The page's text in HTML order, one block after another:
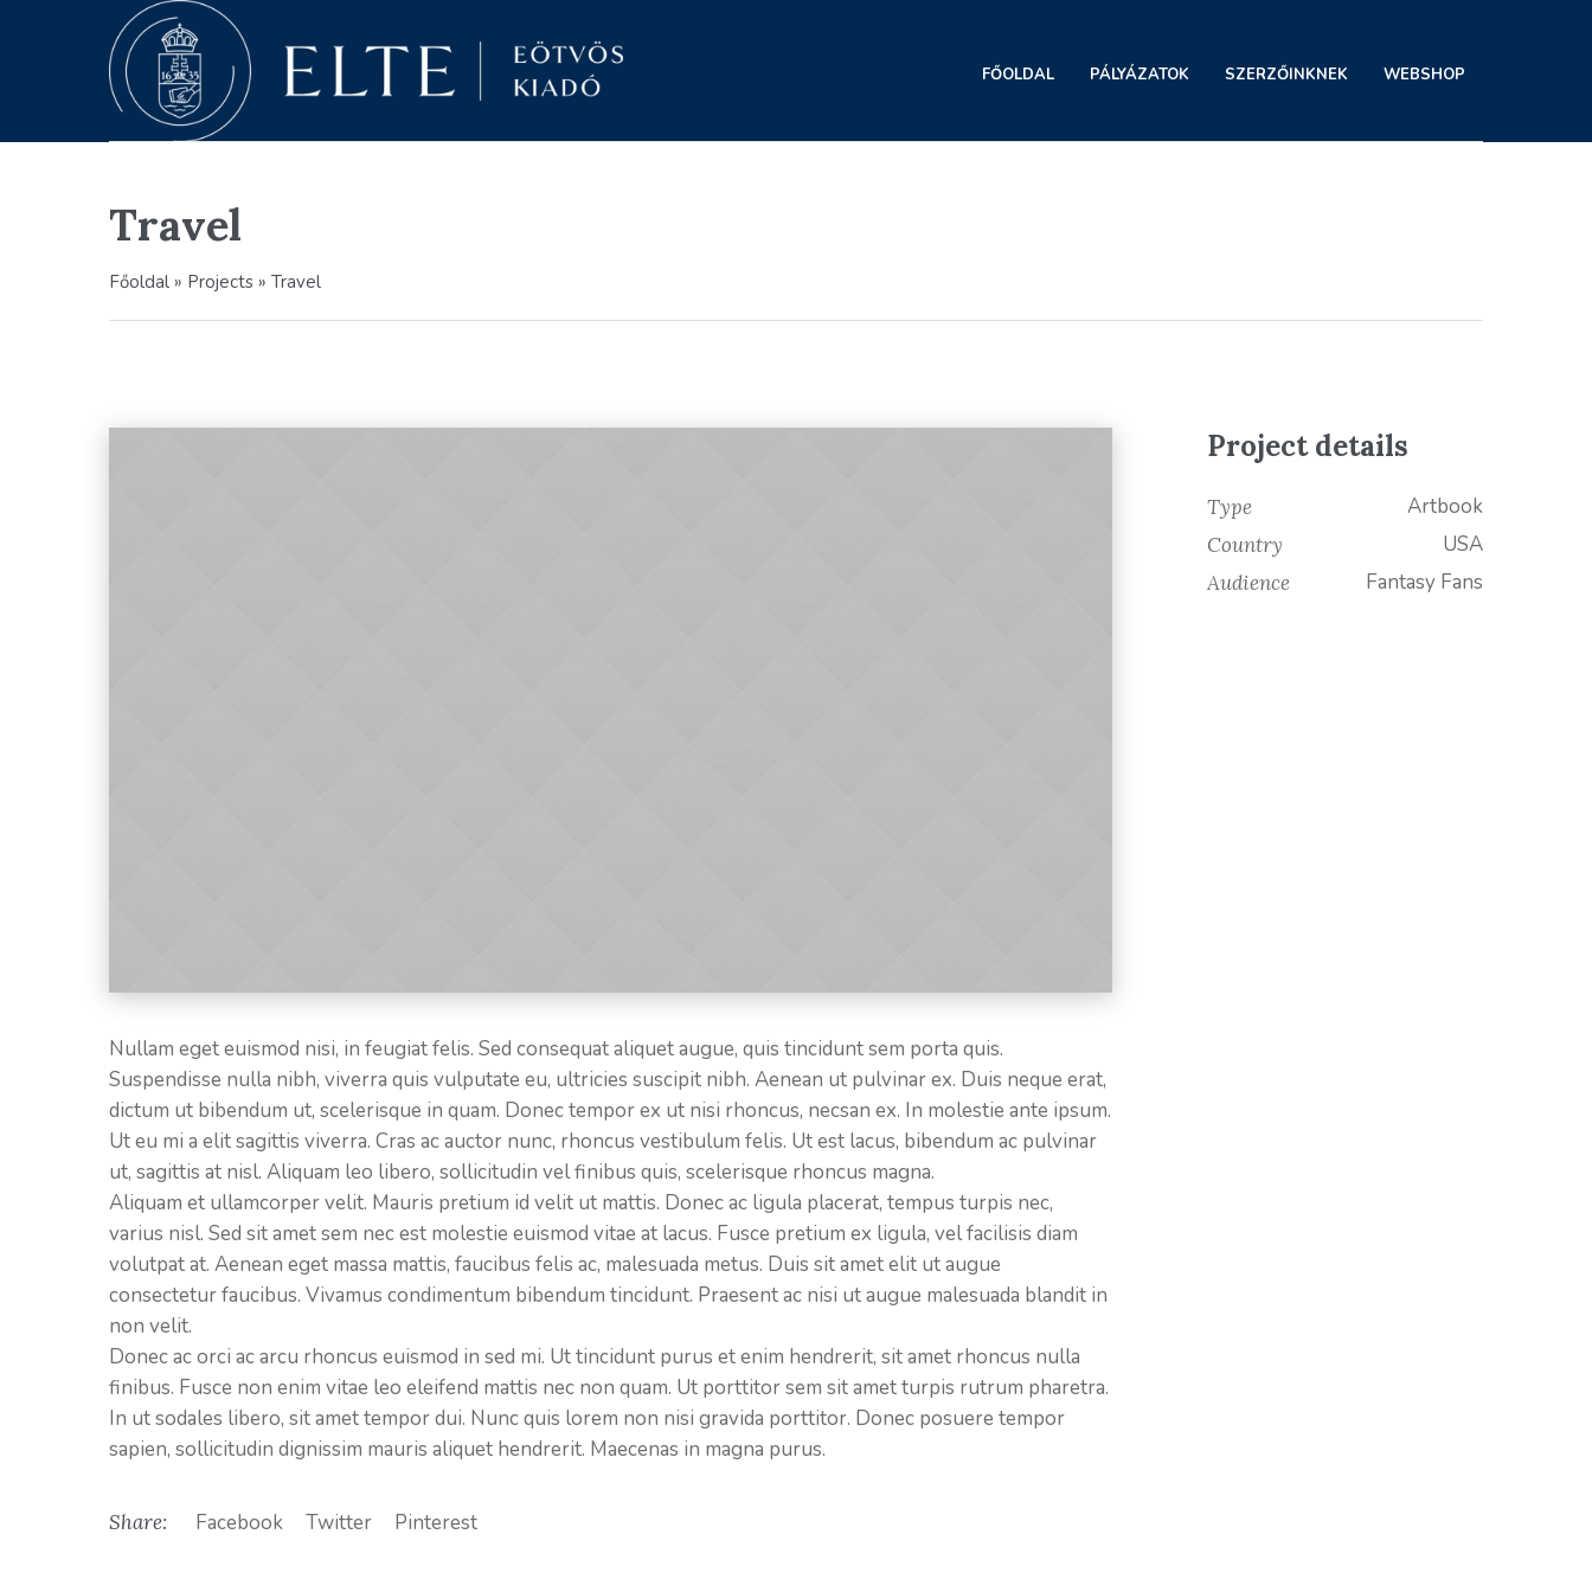
FŐOLDAL PÁLYÁZATOK SZERZŐINKNEK WEBSHOP
Travel
Főoldal » Projects » Travel
Nullam eget euismod nisi, in feugiat felis. Sed consequat aliquet augue, quis tincidunt sem porta quis.
Suspendisse nulla nibh, viverra quis vulputate eu, ultricies suscipit nibh. Aenean ut pulvinar ex. Duis neque erat,
dictum ut bibendum ut, scelerisque in quam. Donec tempor ex ut nisi rhoncus, necsan ex. In molestie ante ipsum.
Ut eu mi a elit sagittis viverra. Cras ac auctor nunc, rhoncus vestibulum felis. Ut est lacus, bibendum ac pulvinar
ut, sagittis at nisl. Aliquam leo libero, sollicitudin vel finibus quis, scelerisque rhoncus magna.
Aliquam et ullamcorper velit. Mauris pretium id velit ut mattis. Donec ac ligula placerat, tempus turpis nec,
varius nisl. Sed sit amet sem nec est molestie euismod vitae at lacus. Fusce pretium ex ligula, vel facilisis diam
volutpat at. Aenean eget massa mattis, faucibus felis ac, malesuada metus. Duis sit amet elit ut augue
consectetur faucibus. Vivamus condimentum bibendum tincidunt. Praesent ac nisi ut augue malesuada blandit in
non velit.
Donec ac orci ac arcu rhoncus euismod in sed mi. Ut tincidunt purus et enim hendrerit, sit amet rhoncus nulla
finibus. Fusce non enim vitae leo eleifend mattis nec non quam. Ut porttitor sem sit amet turpis rutrum pharetra.
In ut sodales libero, sit amet tempor dui. Nunc quis lorem non nisi gravida porttitor. Donec posuere tempor
sapien, sollicitudin dignissim mauris aliquet hendrerit. Maecenas in magna purus.
Project details
Type Artbook
Country USA
Audience Fantasy Fans
Share: Facebook Twitter Pinterest